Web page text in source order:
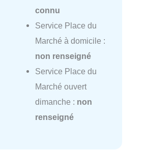
connu
Service Place du
Marché à domicile :
non renseigné
Service Place du
Marché ouvert
dimanche : non
renseigné